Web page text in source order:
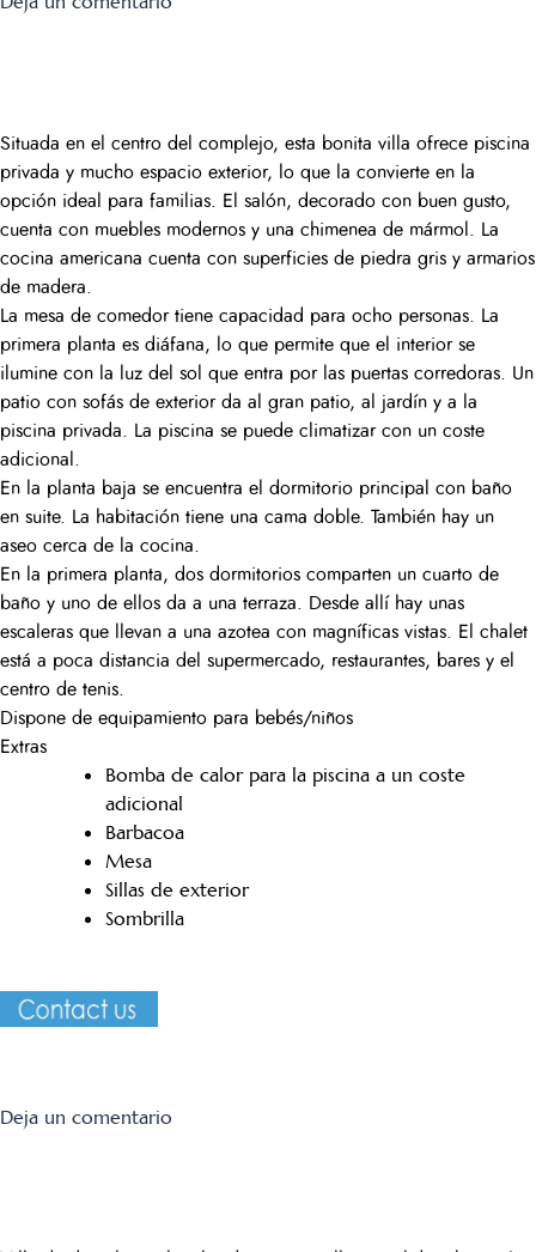
Situada en el centro del complejo, esta bonita villa ofrece piscina
privada y mucho espacio exterior, lo que la convierte en la
opción ideal para familias. El salón, decorado con buen gusto,
cuenta con muebles modernos y una chimenea de mármol. La
cocina americana cuenta con superficies de piedra gris y armarios
de madera.
La mesa de comedor tiene capacidad para ocho personas. La
primera planta es diáfana, lo que permite que el interior se
ilumine con la luz del sol que entra por las puertas corredoras. Un
patio con sofás de exterior da al gran patio, al jardín y a la
piscina privada. La piscina se puede climatizar con un coste
adicional.
En la planta baja se encuentra el dormitorio principal con baño
en suite. La habitación tiene una cama doble. También hay un
aseo cerca de la cocina.
En la primera planta, dos dormitorios comparten un cuarto de
baño y uno de ellos da a una terraza. Desde allí hay unas
escaleras que llevan a una azotea con magníficas vistas. El chalet
está a poca distancia del supermercado, restaurantes, bares y el
centro de tenis.
Dispone de equipamiento para bebés/niños
Extras
Bomba de calor para la piscina a un coste
adicional
Barbacoa
Mesa
Sillas de exterior
Sombrilla
Deja un comentario